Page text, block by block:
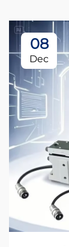
08
Dec